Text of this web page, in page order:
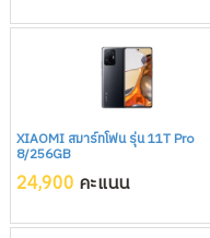
XIAOMI สมาร์ทโฟน รุ่น 11T Pro
8/256GB
24,900 คะแนน